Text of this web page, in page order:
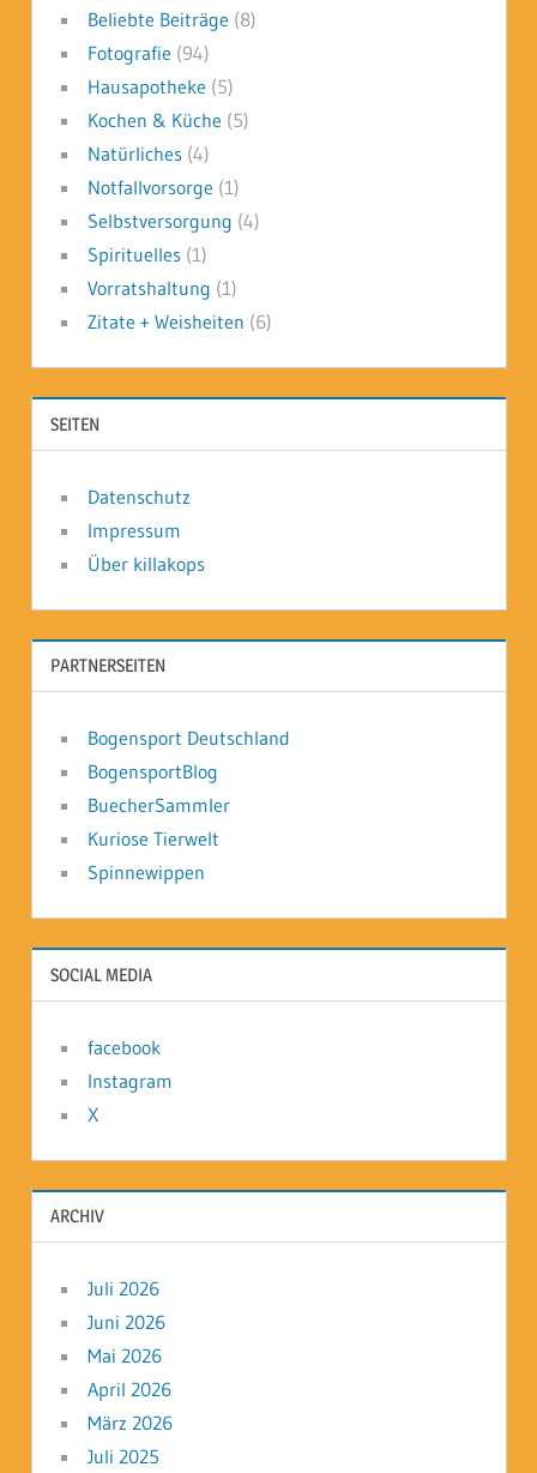
Beliebte Beiträge (8)
Fotografie (94)
Hausapotheke (5)
Kochen & Küche (5)
Natürliches(4)
Notfallvorsorge (1)
Selbstversorgung (4)
Spirituelles(1)
Vorratshaltung (1)
Zitate + Weisheiten (6)
SEITEN
Datenschutz
Impressum
Über killakops
PARTNERSEITEN
Bogensport Deutschland
BogensportBlog
BuecherSammler
Kuriose Tierwelt
Spinnewippen
SOCIAL MEDIA
facebook
Instagram
X
ARCHIV
Juli 2026
Juni 2026
Mai 2026
April 2026
März 2026
Juli 2025